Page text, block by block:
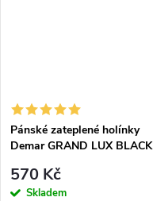
Pánské zateplené holínky
Demar GRAND LUX BLACK
570 Kč
Skladem